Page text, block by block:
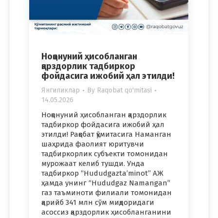
Ноқонуний ҳисобланган
қарздорлик тадбиркор
фойдасига ижобий ҳал этилди!
Янгиликлар By Raqobat qo'mitasi
14.05.2026
Ноқонуний ҳисобланган қарздорлик
тадбиркор фойдасига ижобий ҳал
этилди! Рақобат қўмитасига Наманган
шаҳрида фаолият юритувчи
тадбиркорлик субъекти томонидан
мурожаат келиб тушди. Унда
тадбиркор “Hududgazta’minot” АЖ
ҳамда унинг “Hududgaz Namangan”
газ таъминоти филиали томонидан
қарийб 341 млн сўм миқдоридаги
асоссиз қарздорлик ҳисобланганини